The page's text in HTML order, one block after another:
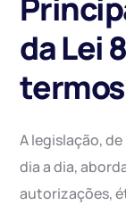
da Lei
A legislação,
dia a dia,
autorizações,